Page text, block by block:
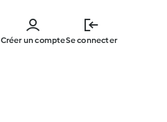
main
Créer un compteSe connecter